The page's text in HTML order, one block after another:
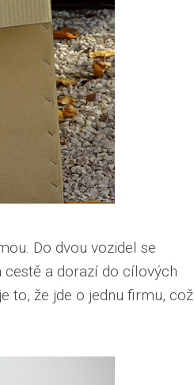
Do dvou vozidel se
cestě a dorazí do cílových
to, že jde o jednu firmu, což